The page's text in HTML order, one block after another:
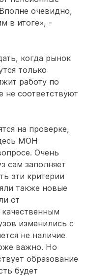
очевидно,
в итоге», -
когда рынок
только
работу по
не соответствуют
на проверке,
МОН
Очень
сам заполняет
эти критерии
также новые
от
качественным
изменились с
не наличие
важно. Но
образование
будет